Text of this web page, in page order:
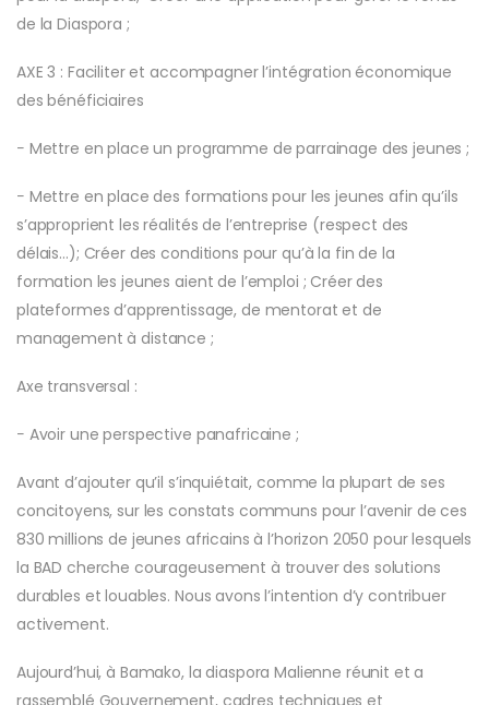
de la Diaspora ;
AXE 3 : Faciliter et accompagner l’intégration économique
des bénéficiaires
− Mettre en place un programme de parrainage des jeunes ;
− Mettre en place des formations pour les jeunes afin qu’ils
s’approprient les réalités de l’entreprise (respect des
délais…); Créer des conditions pour qu’à la fin de la
formation les jeunes aient de l’emploi ; Créer des
plateformes d’apprentissage, de mentorat et de
management à distance ;
Axe transversal :
− Avoir une perspective panafricaine ;
Avant d’ajouter qu’il s’inquiétait, comme la plupart de ses
concitoyens, sur les constats communs pour l’avenir de ces
830 millions de jeunes africains à l’horizon 2050 pour lesquels
la BAD cherche courageusement à trouver des solutions
durables et louables. Nous avons l’intention d’y contribuer
activement.
Aujourd’hui, à Bamako, la diaspora Malienne réunit et a
rassemblé Gouvernement, cadres techniques et